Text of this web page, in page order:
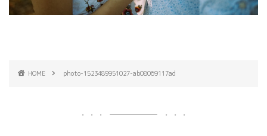
HOME photo-1523489951027-ab08069117ad